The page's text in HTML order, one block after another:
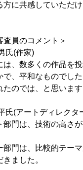
方に共感していただ
査員のコメント＞
氏(作家)
は、数多くの作品を
で、平和なものでし
たのでは、と思います
氏(アートディレクタ
部門は、技術の高さ
部門は、比較的テー
ました。